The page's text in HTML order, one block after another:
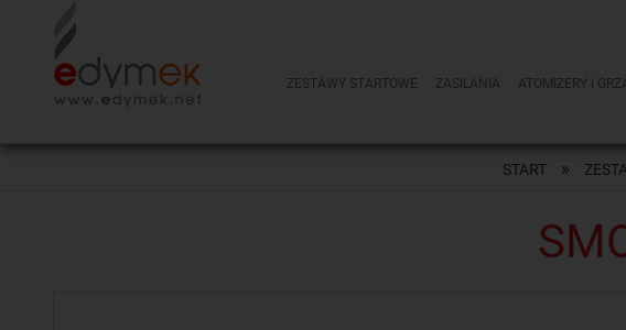
ZESTAWY STARTOWE ZASILANIA ATOMIZERY I
START »